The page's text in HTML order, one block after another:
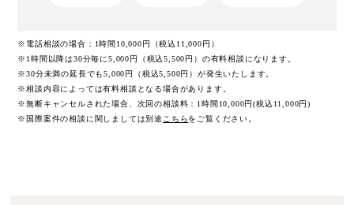
※電話相談の場合：1時間10,000円（税込11,000円）
※1時間以降は30分毎に5,000円（税込5,500円）の有料相談になります。
※30分未満の延長でも5,000円（税込5,500円）が発生いたします。
※相談内容によっては有料相談となる場合があります。
※無断キャンセルされた場合、次回の相談料：1時間10,000円(税込11,000円)
※国際案件の相談に関しましては別途 こちらをご覧ください。